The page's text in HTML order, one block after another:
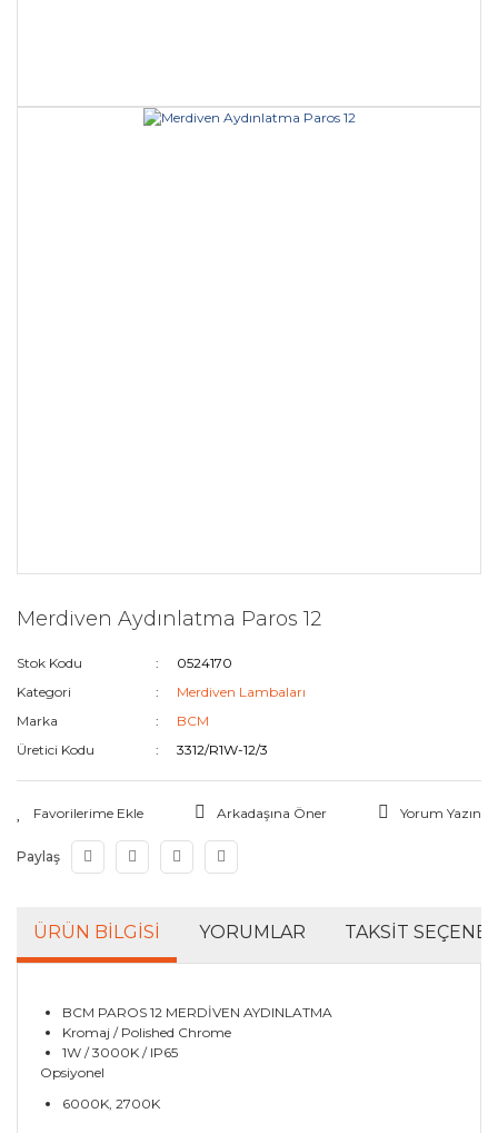
Merdiven Aydınlatma Paros 12
Stok Kodu
0524170
Kategori
Merdiven Lambaları
Marka
BCM
Üretici Kodu
3312/R1W-12/3
Arkadaşına Öner Yorum Yazın
Paylaş
ÜRÜN BILGISI YORUMLAR TAKSIT
BCM PAROS 12 MERDİVEN AYDINLATMA
Kromaj / Polished Chrome
1W / 3000K / IP65
Opsiyonel
6000K, 2700K